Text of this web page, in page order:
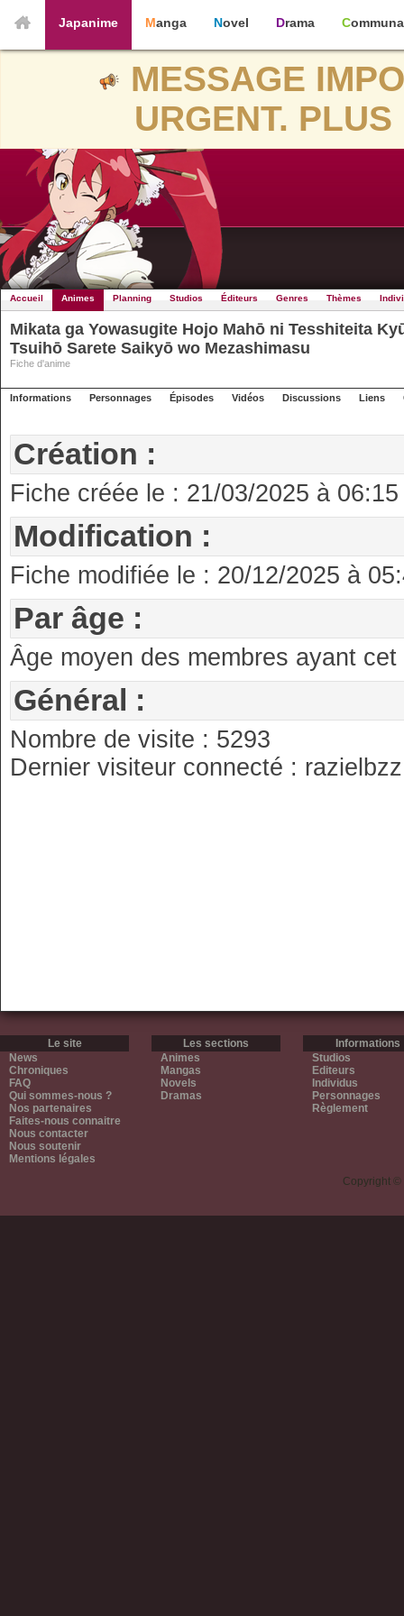
Japanime Manga Novel Drama
MESSAGE
URGENT.
Accueil Animes Planning Studios Éditeurs Genres Thèmes
Mikata ga Yowasugite Hojo Mahō ni Tesshiteita
Tsuihō Sarete Saikyō wo Mezashimasu
Fiche d'anime
Informations Personnages Épisodes Vidéos Discussions Liens
Création :
Fiche créée le : 21/03/2025 à
Modification :
Fiche modifiée le : 20/12/2025 à
Par âge :
Âge moyen des membres ayant
Général :
Nombre de visite : 5293
Dernier visiteur connecté : razielbzz
Le site
News
Chroniques
FAQ
Qui sommes-nous ?
Nos partenaires
Faites-nous connaitre
Nous contacter
Nous soutenir
Mentions légales
Les sections
Animes
Mangas
Novels
Dramas
Informations
Studios
Editeurs
Individus
Personnages
Règlement
Copyright ©